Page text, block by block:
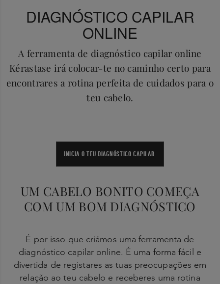
DIAGNÓSTICO CAPILAR
ONLINE
A ferramenta de diagnóstico capilar online
Kérastase irá colocar-te no caminho certo para
encontrares a rotina perfeita de cuidados para o
teu cabelo.
INICIA O TEU DIAGNÓSTICO CAPILAR
UM CABELO BONITO COMEÇA
COM UM BOM DIAGNÓSTICO
É por isso que criámos uma ferramenta de
diagnóstico capilar online. É uma forma fácil e
divertida de registares as tuas preocupações em
relação ao teu cabelo e receberes uma rotina